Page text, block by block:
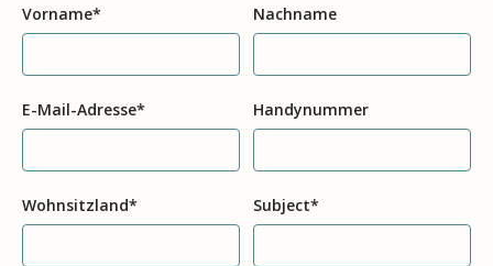
Vorname* Nachname
E-Mail-Adresse* Handynummer
Wohnsitzland* Subject*